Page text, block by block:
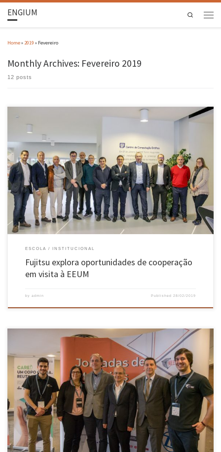
ENGIUM Search
Home» 2019 » Fevereiro
Monthly Archives: Fevereiro 2019
12 posts
No passado dia 27 de fevereiro, a Escola de Engenharia da Universidade do Minho recebeu
uma delegação da Fujitsu tendo em vista a apresentação das áreas de atuação e
competências do ALGORITMI, do CCG, e do HASLab, bem como das atividades do SAP Next Gen
Lab UMinho. A reunião teve […]
ESCOLA INSTITUCIONAL
Fujitsu explora oportunidades de cooperação
em visita à EEUM
by admin Published 28/02/2019
As IV Jornadas de Materiais da Universidade do Minho, sob o tema “Engenharia verde e
sustentável”, decorreram de 25 a 28 de fevereiro, juntando mais de 200 participantes, 30
oradores, 30 entidades e cerca de 15 cursos da UMinho num programa com diversas
atividades relacionadas com a temática. A sessão […]